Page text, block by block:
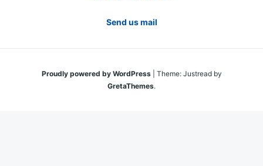
Send us mail
Proudly powered by WordPress
Theme: Justread by
GretaThemes.